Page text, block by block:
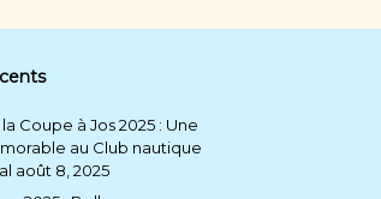
Coupe à Jos 2025 : Une
au Club nautique
août 8, 2025